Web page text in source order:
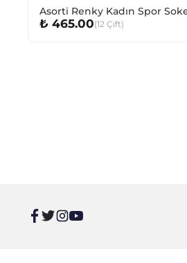
Asorti Renky Kadın Spor
₺ 465.00(12 Çift)